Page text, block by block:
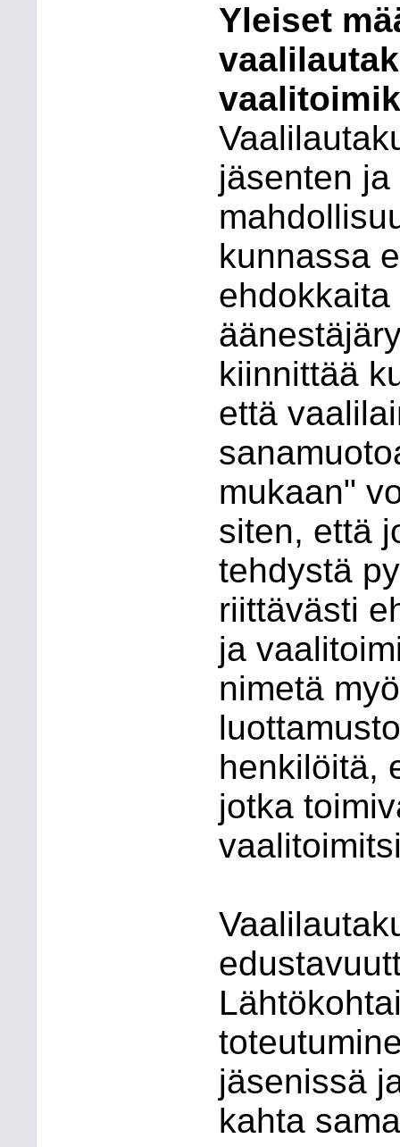
Yleiset
jäsenten
kunnassa
kiinnittää
että
mukaan"
siten, että
tehdystä
riittävästi
ja
nimetä
henkilöitä,
jotka
jäsenissä
kahta